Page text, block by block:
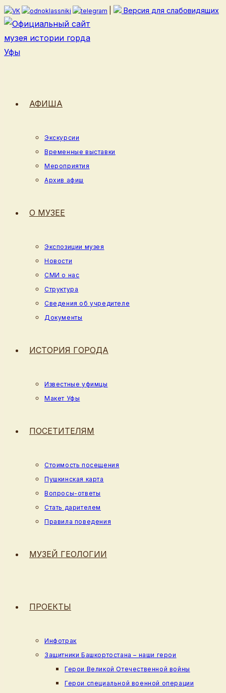
Перейти
к
содержимому
Версия для слабовидящих
АФИША
Экскурсии
Временные выставки
Мероприятия
Архив афиш
О МУЗЕЕ
Экспозиции музея
Новости
СМИ о нас
Структура
Сведения об учредителе
Документы
ИСТОРИЯ ГОРОДА
Известные уфимцы
Макет Уфы
ПОСЕТИТЕЛЯМ
Стоимость посещения
Пушкинская карта
Вопросы-ответы
Стать дарителем
Правила поведения
МУЗЕЙ ГЕОЛОГИИ
ПРОЕКТЫ
Инфотрак
Защитники Башкортостана – наши герои
Герои Великой Отечественной войны
Герои специальной военной операции